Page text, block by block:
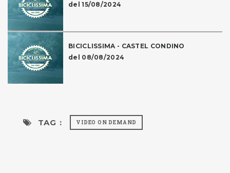
del 15/08/2024
BICICLISSIMA - CASTEL CONDINO
del 08/08/2024
TAG : VIDEO ON DEMAND